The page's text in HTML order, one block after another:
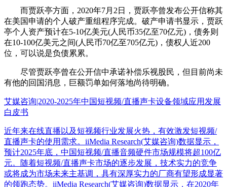
而贾跃亭方面，2020年7月2日，贾跃亭曾发布公开信称其
在美国申请的个人破产重组程序完成。破产申请书显示，贾跃
亭个人资产预计在5-10亿美元(人民币35亿至70亿元)，债务则
在10-100亿美元之间(人民币70亿至705亿元)，债权人近200
位，可以说是负债累累。
尽管贾跃亭曾在公开信中承诺补偿乐视股民，但目前尚未
有他的回国消息，巨额罚单如何落地尚待明确。
艾媒咨询|2020-2025年中国短视频/直播声卡设备领域应用发展
白皮书
近年来在线直播以及短视频行业发展火热，有效激发短视频/
直播声卡的使用需求。iiMedia Research(艾媒咨询)数据显示，
预计2025年底，中国短视频/直播音频硬件市场规模将超100亿
元。随着短视频/直播声卡市场的逐步发展，技术实力的竞争
或将成为市场未来主基调，具有深厚实力的厂商有望形成显著
的领跑态势。iiMedia Research(艾媒咨询)数据显示，在2020年